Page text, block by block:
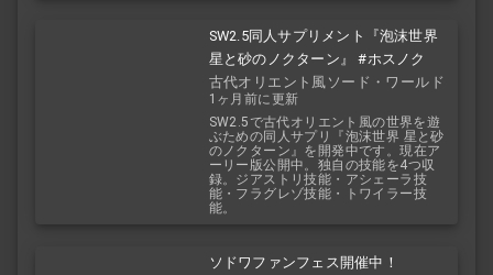
SW2.5同人サプリメント『泡沫世界
星と砂のノクターン』 #ホスノク
古代オリエント風ソード・ワールド
2.5
1ヶ月前に更新
SW2.5で古代オリエント風の世界を遊
ぶための同人サプリ『泡沫世界 星と砂
のノクターン』を開発中です。現在ア
ーリー版公開中。独自の技能を4つ収
録。ジアストリ技能・アシェーラ技
能・フラグレゾ技能・トワイラー技
能。
ソドワファンフェス開催中！